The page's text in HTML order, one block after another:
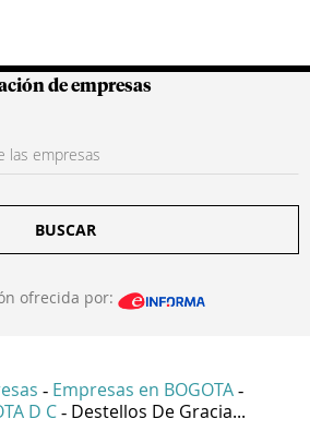
Colombianas
de empresas
BUSCAR
ofrecida por:
- Empresas en BOGOTA -
D C - Destellos De Gracia...